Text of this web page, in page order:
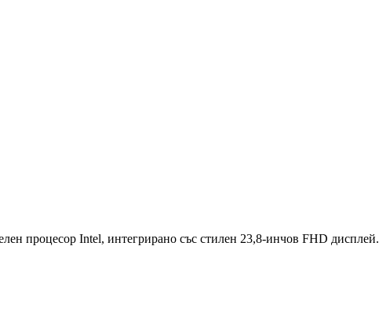
процесор Intel, интегрирано със стилен 23,8-инчов FHD дисплей.